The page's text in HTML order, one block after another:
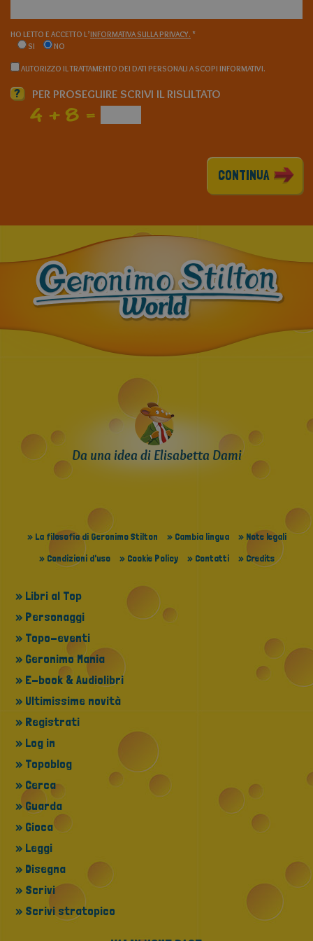
HO LETTO E ACCETTO L’INFORMATIVA SULLA PRIVACY. *
SI
NO
AUTORIZZO IL TRATTAMENTO DEI DATI PERSONALI A SCOPI INFORMATIVI.
? PER PROSEGUIRE SCRIVI IL RISULTATO
Da una idea di Elisabetta Dami
» La filosofia di Geronimo Stilton » Cambia lingua
» Note legali
» Condizioni d'uso
» Cookie Policy » Contatti » Credits
» Libri al Top
» Personaggi
» Topo-eventi
» Geronimo Mania
» E-book & Audiolibri
» Ultimissime novità
» Registrati
» Log in
» Topoblog
» Cerca
» Guarda
» Gioca
» Leggi
» Disegna
» Scrivi
» Scrivi stratopico